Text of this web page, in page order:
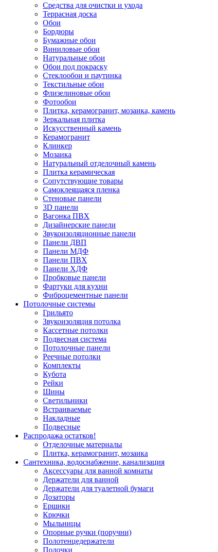
Средства для очистки и ухода
Террасная доска
Обои
Бордюры
Бумажные обои
Виниловые обои
Натуральные обои
Обои под покраску
Стеклообои и паутинка
Текстильные обои
Флизелиновые обои
Фотообои
Плитка, керамогранит, мозаика, камень
Зеркальная плитка
Искусственный камень
Керамогранит
Клинкер
Мозаика
Натуральный отделочный камень
Плитка керамическая
Сопутствующие товары
Самоклеящаяся пленка
Стеновые панели
3D панели
Вагонка ПВХ
Дизайнерские панели
Звукоизоляционные панели
Панели ДВП
Панели МДФ
Панели ПВХ
Панели ХДФ
Пробковые панели
Фартуки для кухни
Фиброцементные панели
Потолочные системы
Грильято
Звукоизоляция потолка
Кассетные потолки
Подвесная система
Потолочные панели
Реечные потолки
Комплекты
Кубота
Рейки
Шины
Светильники
Встраиваемые
Накладные
Подвесные
Распродажа остатков!
Отделочные материалы
Плитка, керамогранит, мозаика
Сантехника, водоснабжение, канализация
Аксессуары для ванной комнаты
Держатели для ванной
Держатели для туалетной бумаги
Дозаторы
Ершики
Крючки
Мыльницы
Опорные ручки (поручни)
Полотенцедержатели
Полочки